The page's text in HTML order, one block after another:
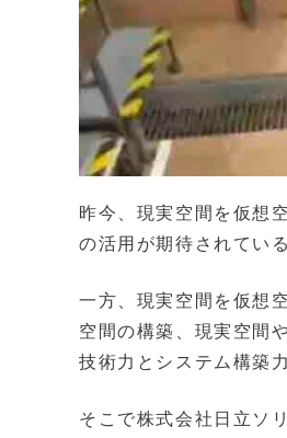
昨今、現実空間を仮想
の活用が期待されている
一方、現実空間を仮想
空間の構築、現実空間
技術力とシステム構築
そこで株式会社日立ソ